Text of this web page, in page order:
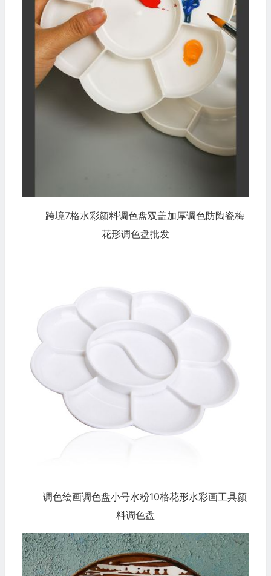
跨境7格水彩颜料调色盘双盖加厚调色防陶瓷梅
花形调色盘批发
调色绘画调色盘小号水粉10格花形水彩画工具颜
料调色盘